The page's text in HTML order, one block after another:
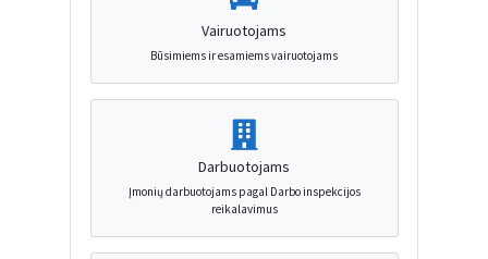
Vairuotojams
Būsimiems ir esamiems vairuotojams
Darbuotojams
Įmonių darbuotojams pagal Darbo inspekcijos
reikalavimus